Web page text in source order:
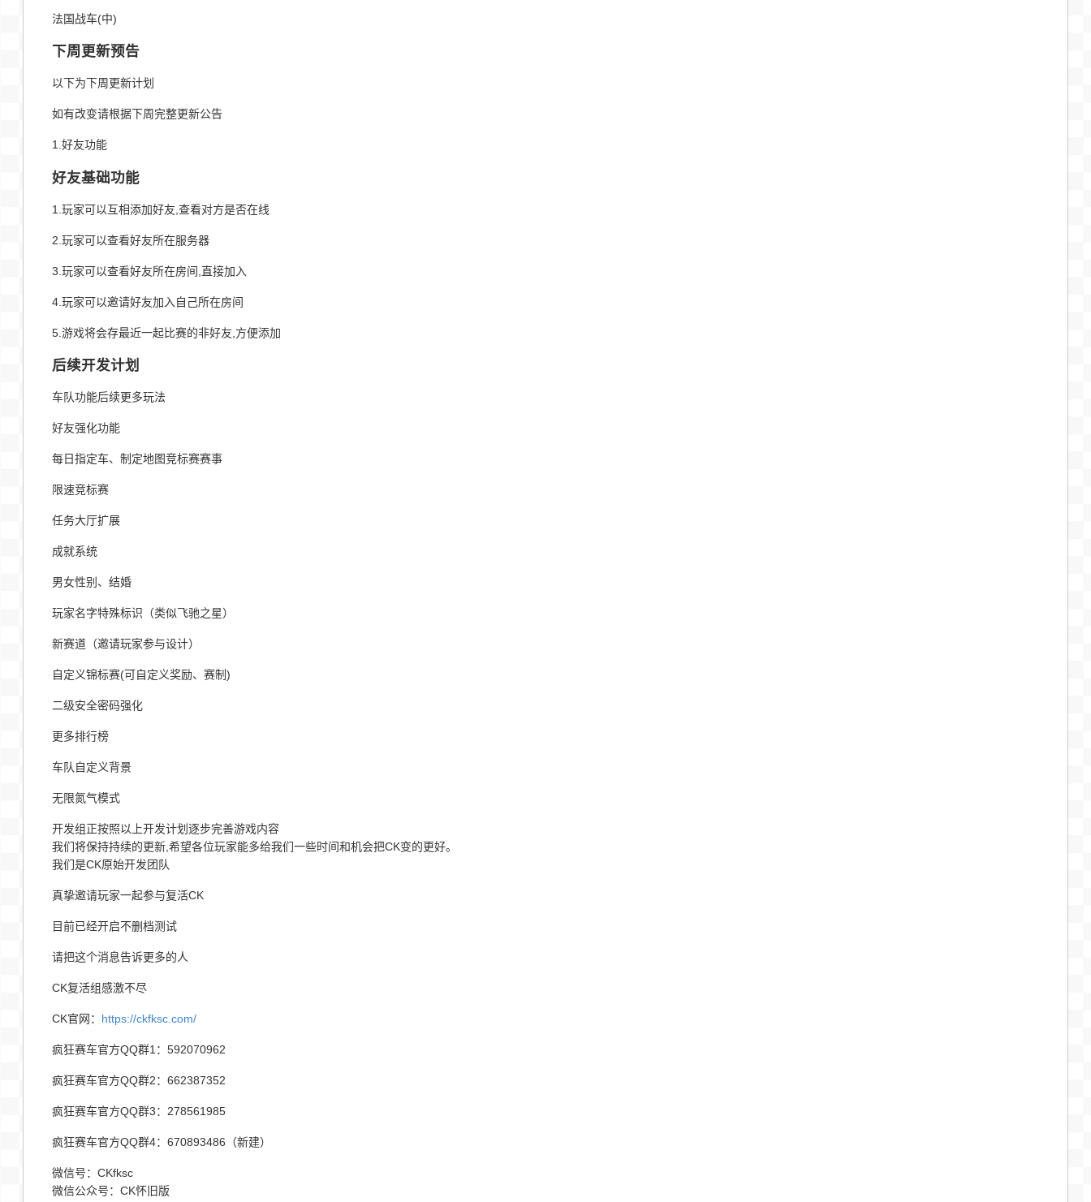
法国战车(中)
下周更新预告
以下为下周更新计划
如有改变请根据下周完整更新公告
1.好友功能
好友基础功能
1.玩家可以互相添加好友,查看对方是否在线
2.玩家可以查看好友所在服务器
3.玩家可以查看好友所在房间,直接加入
4.玩家可以邀请好友加入自己所在房间
5.游戏将会存最近一起比赛的非好友,方便添加
后续开发计划
车队功能后续更多玩法
好友强化功能
每日指定车、制定地图竞标赛赛事
限速竞标赛
任务大厅扩展
成就系统
男女性别、结婚
玩家名字特殊标识（类似飞驰之星）
新赛道（邀请玩家参与设计）
自定义锦标赛(可自定义奖励、赛制)
二级安全密码强化
更多排行榜
车队自定义背景
无限氮气模式
开发组正按照以上开发计划逐步完善游戏内容
我们将保持持续的更新,希望各位玩家能多给我们一些时间和机会把CK变的更好。
我们是CK原始开发团队
真挚邀请玩家一起参与复活CK
目前已经开启不删档测试
请把这个消息告诉更多的人
CK复活组感激不尽
CK官网： https://ckfksc.com/
疯狂赛车官方QQ群1：592070962
疯狂赛车官方QQ群2：662387352
疯狂赛车官方QQ群3：278561985
疯狂赛车官方QQ群4：670893486（新建）
微信号：CKfksc
微信公众号：CK怀旧版